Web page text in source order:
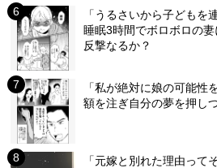
「うるさいから子どもを
睡眠3時間でボロボロの
反撃なるか？
「私が絶対に娘の可能
額を注ぎ自分の夢を押し
「元嫁と別れた理由って